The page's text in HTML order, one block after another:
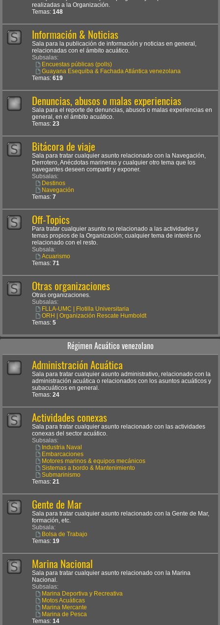
realizadas a la Organización.
Temas: 148
Información & Noticias
Sala para la publicación de información y noticias en general,
relacionadas con el ámbito acuático.
Subsalas:
Encuestas públicas (polls)
Guayana Esequiba & Fachada Atlántica venezolana
Temas: 619
Denuncias, abusos o malas experiencias
Sala para el reporte de denuncias, abusos o malas experiencias en
general, en el ámbito acuático.
Temas: 23
Bitácora de viaje
Sala para tratar cualquier asunto relacionado con la Navegación,
Derrotero, Anécdotas marineras y cualquier otro tema que los
navegantes deseen compartir y exponer.
Subsalas:
Destinos
Navegación
Temas: 7
Off-Topics
Para tratar cualquier asunto no relacionado a las actividades y
temas propios de la Organización; cualquier tema de interés no
relacionado con el resto.
Subsala:
Acuarismo
Temas: 71
Otras organizaciones
Otras organizaciones.
Subsalas:
FLLA-UMC | Flotilla Universitaria
ORH | Organización Rescate Humboldt
Temas: 5
Régimen Acuático venezolano
Administración Acuática
Sala para tratar cualquier asunto administrativo, relacionado con la
administración acuática o relacionados con los asuntos acuáticos y
subacuáticos en general.
Temas: 24
Actividades conexas
Sala para tratar cualquier asunto relacionado con las actividades
conexas del sector acuático.
Subsalas:
Industria Naval
Embarcaciones
Motores marinos & equipos mecánicos
Sistemas a bordo & Mantenimiento
Submarinismo
Temas: 21
Gente de Mar
Sala para tratar cualquier asunto relacionado con la Gente de Mar,
formación, etc.
Subsala:
Bolsa de Trabajo
Temas: 19
Marina Nacional
Sala para tratar cualquier asunto relacionado con la Marina
Nacional.
Subsalas:
Marina Deportiva y Recreativa
Motos Acuáticas
Marina Mercante
Marina de Pesca
Temas: 14